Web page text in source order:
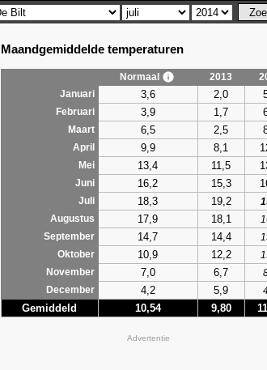
Maandgemiddelde temperaturen
Normaal 2013
Januari
3,6 2,0
Februari 3,9 1,7
Maart 6,5 2,5
April 9,9 8,1
Mei 13,4 11,5
Juni 16,2 15,3
Juli 18,3 19,2
Augustus
17,9 18,1
September
14,7 14,4
Oktober
10,9 12,2
November
7,0 6,7
December
4,2 5,9
Gemiddeld 10,54 9,80
Advertentie